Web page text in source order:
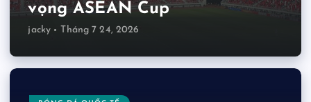
vọng ASEAN Cup
jacky Tháng 7 24, 2026